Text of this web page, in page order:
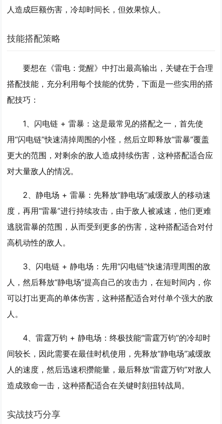
人造成巨额伤害，冷却时间长，但效果惊人。
技能搭配策略
要想在《雷电：觉醒》中打出最高输出，关键在于合理
搭配技能，充分利用每个技能的优势，下面是一些实用的搭
配技巧：
1、 闪电链 + 雷暴 ：这是最常见的搭配之一，首先使
用“闪电链”快速清掉周围的小怪，然后立即释放“雷暴”覆盖
更大的范围，对剩余的敌人造成持续伤害，这种搭配适合应
对大量敌人的情况。
2、静电场 + 雷暴 ：先释放“静电场”减缓敌人的移动速
度，再用“雷暴”进行持续攻击，由于敌人被减速，他们更难
逃脱雷暴的范围，从而受到更多的伤害，这种搭配适合对付
高机动性的敌人。
3、 闪电链 + 静电场 ：先用“闪电链”快速清理周围的敌
人，然后释放“静电场”提高自己的攻击力，在短时间内，你
可以打出更高的单体伤害，这种搭配适合对付单个强大的敌
人。
4、雷霆万钧 + 静电场 ：终极技能“雷霆万钧”的冷却时
间较长，因此需要在最佳时机使用，先释放“静电场”减缓敌
人的速度，然后迅速积攒能量，最后释放“雷霆万钧”对敌人
造成致命一击，这种搭配适合在关键时刻扭转战局。
实战技巧分享